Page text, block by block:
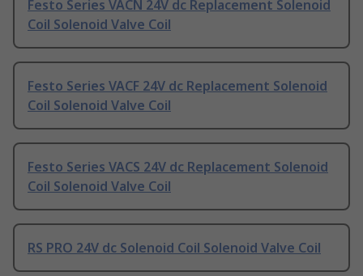
Festo Series VACN 24V dc Replacement Solenoid
Coil Solenoid Valve Coil
Festo Series VACF 24V dc Replacement Solenoid
Coil Solenoid Valve Coil
Festo Series VACS 24V dc Replacement Solenoid
Coil Solenoid Valve Coil
RS PRO 24V dc Solenoid Coil Solenoid Valve Coil